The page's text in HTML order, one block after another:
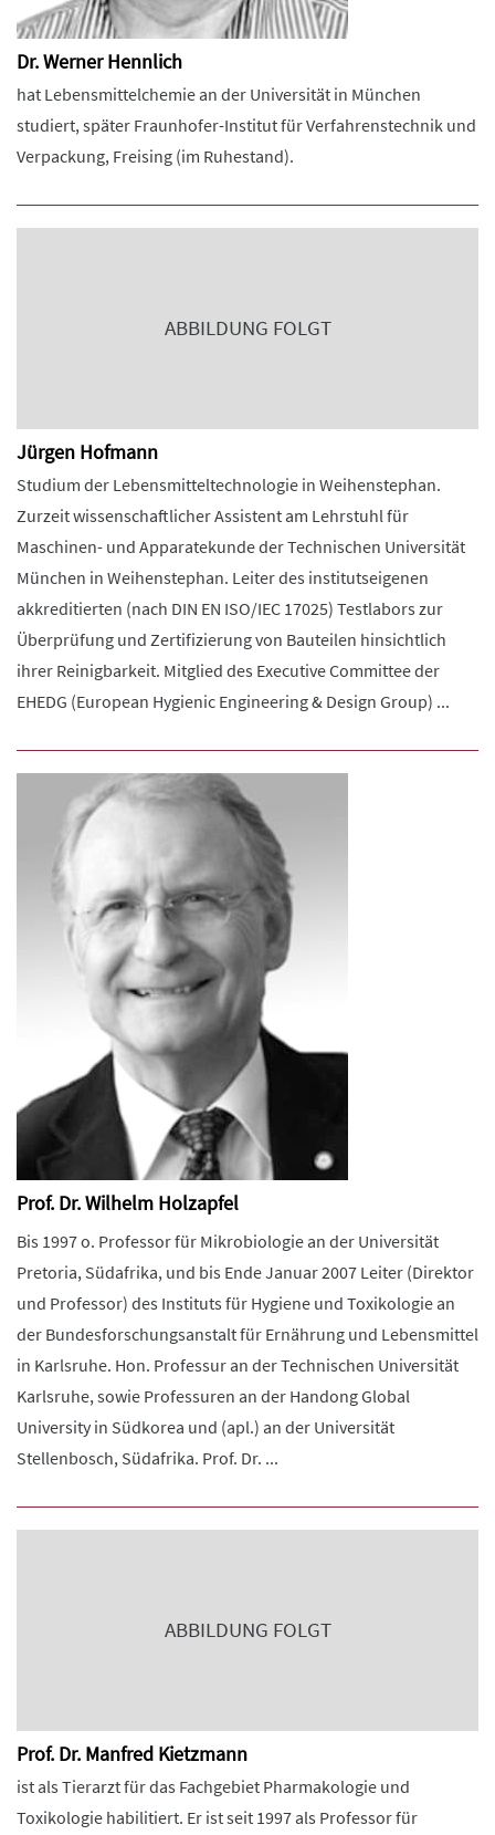
Dr. Werner Hennlich
hat Lebensmittelchemie an der Universität in München
studiert, später Fraunhofer-Institut für Verfahrenstechnik und
Verpackung, Freising (im Ruhestand).
ABBILDUNG FOLGT
Jürgen Hofmann
Studium der Lebensmitteltechnologie in Weihenstephan.
Zurzeit wissenschaftlicher Assistent am Lehrstuhl für
Maschinen- und Apparatekunde der Technischen Universität
München in Weihenstephan. Leiter des institutseigenen
akkreditierten (nach DIN EN ISO/IEC 17025) Testlabors zur
Überprüfung und Zertifizierung von Bauteilen hinsichtlich
ihrer Reinigbarkeit. Mitglied des Executive Committee der
EHEDG (European Hygienic Engineering & Design Group) ...
Prof. Dr. Wilhelm Holzapfel
Bis 1997 o. Professor für Mikrobiologie an der Universität
Pretoria, Südafrika, und bis Ende Januar 2007 Leiter (Direktor
und Professor) des Instituts für Hygiene und Toxikologie an
der Bundesforschungsanstalt für Ernährung und Lebensmittel
in Karlsruhe. Hon. Professur an der Technischen Universität
Karlsruhe, sowie Professuren an der Handong Global
University in Südkorea und (apl.) an der Universität
Stellenbosch, Südafrika. Prof. Dr. ...
ABBILDUNG FOLGT
Prof. Dr. Manfred Kietzmann
ist als Tierarzt für das Fachgebiet Pharmakologie und
Toxikologie habilitiert. Er ist seit 1997 als Professor für